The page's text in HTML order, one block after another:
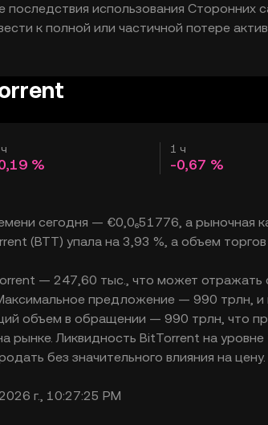
использования Сторонних
к полной или частичной потере
%
1 ч
-0,67 %
сегодня — €0,0₆51776, а рыночная
(BTT) упала на 3,93 %, а объем
— 247,60 тыс., что может отражать
предложение — 990 трлн, и
объем в обращении — 990 трлн, что
рынке. Ликвидность BitTorrent на
без значительного влияния на цену.
г., 10:27:25 PM